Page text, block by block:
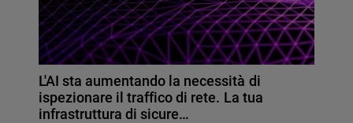
L'AI sta aumentando la necessità di
ispezionare il traffico di rete. La tua
infrastruttura di sicure…